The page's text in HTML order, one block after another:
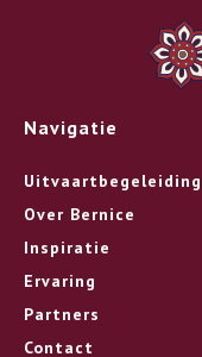
Navigatie
Uitvaartbegeleiding
Over Bernice
Inspiratie
Ervaring
Partners
Contact